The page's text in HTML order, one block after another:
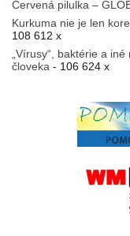
Červená pilulka –
Kurkuma nie je len
108 612 x
„Vírusy“, baktérie a
človeka - 106 624 x